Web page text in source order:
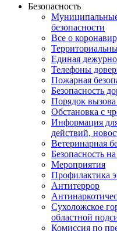
Безопасность
безопасности
Все о
Единая
Телефоны
Пожарная
Безопасность
Порядок
Обстановка с
Информация
действий,
Ветеринарная
Безопасность
Мероприятия
Профилактика
Антитеррор
Сухоложское
областной
Комиссия по